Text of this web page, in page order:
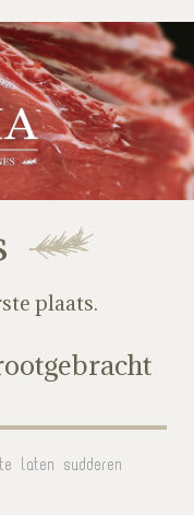
plaats.
laten sudderen